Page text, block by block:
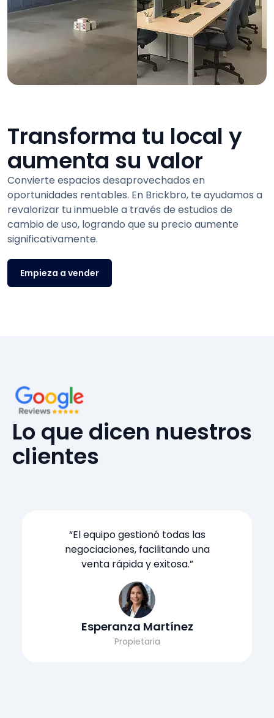
Transforma tu local y
aumenta su valor
Convierte espacios desaprovechados en
oportunidades rentables. En Brickbro, te ayudamos a
revalorizar tu inmueble a través de estudios de
cambio de uso, logrando que su precio aumente
significativamente.
Empieza a vender
Lo que dicen nuestros
clientes
“El equipo gestionó todas las
negociaciones, facilitando una
venta rápida y exitosa.”
Esperanza Martínez
Propietaria